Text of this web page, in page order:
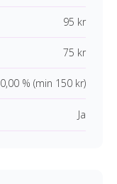
95 kr
75 kr
0,00 % (min 150 kr)
Ja